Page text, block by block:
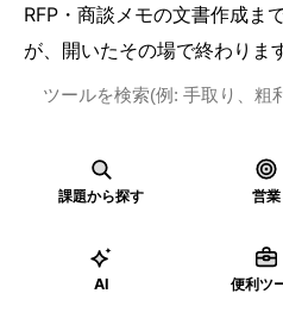
RFP・商談メモの文書作成ま
が、開いたその場で終わりま
課題から探す 営業
AI 便利ツ